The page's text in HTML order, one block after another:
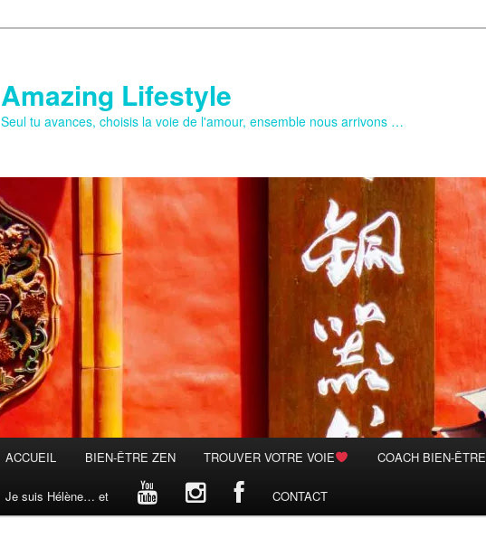
Amazing Lifestyle
Seul tu avances, choisis la voie de l'amour, ensemble nous arrivons …
ACCUEIL BIEN-ÊTRE ZEN TROUVER VOTRE VOIE COACH BIEN-ÊTRE
Je suis Hélène… et CONTACT